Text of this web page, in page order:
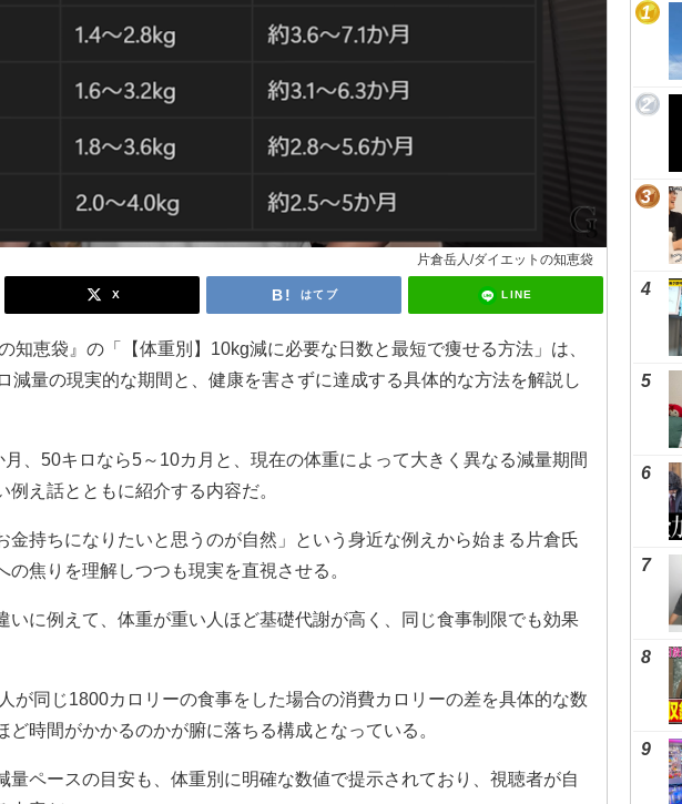
片倉岳人/ダイエットの知恵袋
X はてブ LINE
知恵袋』の「【体重別】10kg減に必要な日数と最短で痩せる方法」は、
減量の現実的な期間と、健康を害さずに達成する具体的な方法を解説し
、50キロなら5～10カ月と、現在の体重によって大きく異なる減量期間
え話とともに紹介する内容だ。
金持ちになりたいと思うのが自然」という身近な例えから始まる片倉氏
の焦りを理解しつつも現実を直視させる。
いに例えて、体重が重い人ほど基礎代謝が高く、同じ食事制限でも効果
が同じ1800カロリーの食事をした場合の消費カロリーの差を具体的な数
ど時間がかかるのかが腑に落ちる構成となっている。
量ペースの目安も、体重別に明確な数値で提示されており、視聴者が自
1
2
3
4
5
6
7
8
9